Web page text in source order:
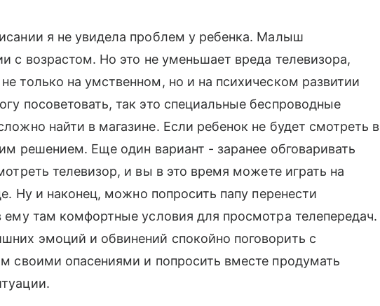
я не увидела проблем у ребенка. Малыш
с возрастом. Но это не уменьшает вреда телевизора,
только на умственном, но и на психическом развитии
посоветовать, так это специальные беспроводные
найти в магазине. Если ребенок не будет смотреть в
решением. Еще один вариант - заранее обговаривать
телевизор, и вы в это время можете играть на
Ну и наконец, можно попросить папу перенести
ему там комфортные условия для просмотра телепередач.
эмоций и обвинений спокойно поговорить с
своими опасениями и попросить вместе продумать